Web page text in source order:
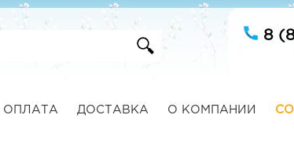
8
ОПЛАТА ДОСТАВКА О КОМПАНИИ